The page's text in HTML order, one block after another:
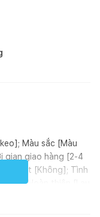
Màu sắc [Màu
gian giao hàng [2-4
lắp đặt [Không]; Tình
Hoàn thiện [Lau